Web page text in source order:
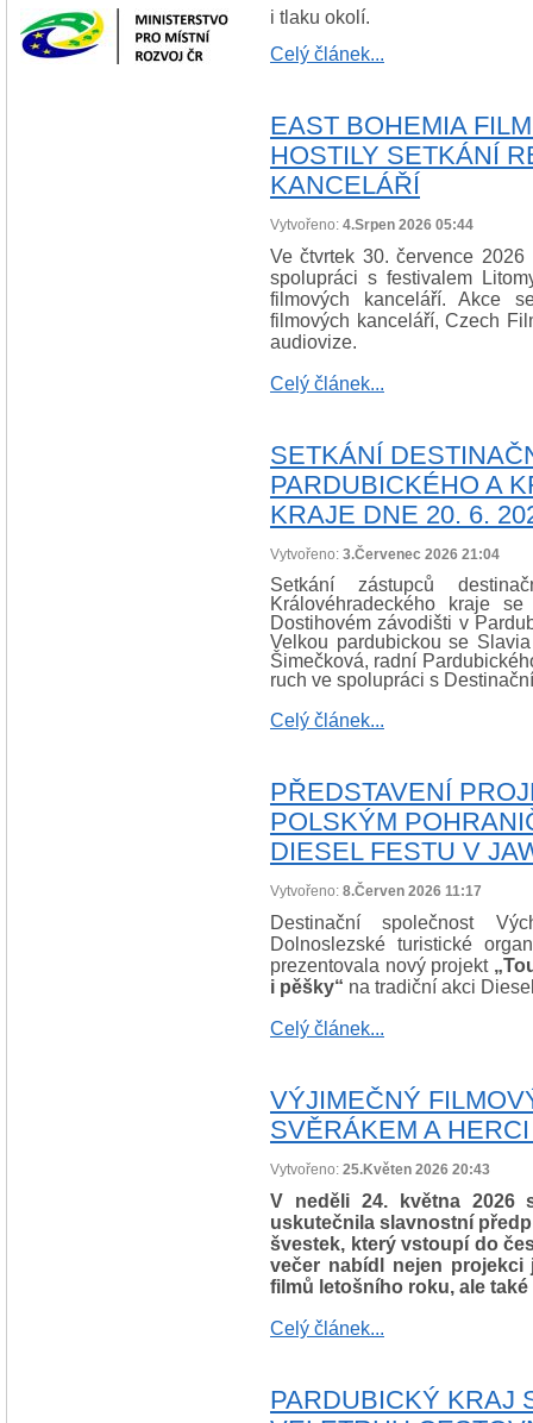
i tlaku okolí.
Celý článek...
EAST BOHEMIA
HOSTILY SETKÁNÍ
KANCELÁŘÍ
Vytvořeno: 4.Srpen 2026 05:44
Ve čtvrtek 30. července
spolupráci s festivalem
filmových kanceláří. Akce
filmových kanceláří, Czech
audiovize.
Celý článek...
SETKÁNÍ
PARDUBICKÉHO A
KRAJE DNE 20. 6.
Vytvořeno: 3.Červenec 2026 21:04
Setkání zástupců
Královéhradeckého kraje
Dostihovém závodišti v
Velkou pardubickou se
Šimečková, radní
ruch ve spolupráci s
Celý článek...
PŘEDSTAVENÍ
POLSKÝM
DIESEL FESTU V
Vytvořeno: 8.Červen 2026 11:17
Destinační společnost
Dolnoslezské turistické
prezentovala nový projekt
i pěšky“ na tradiční akci
Celý článek...
VÝJIMEČNÝ
SVĚRÁKEM A
Vytvořeno: 25.Květen 2026 20:43
V neděli 24. května 2026
uskutečnila slavnostní
švestek, který vstoupí do
večer nabídl nejen projekci
filmů letošního roku, ale
Celý článek...
PARDUBICKÝ KRAJ